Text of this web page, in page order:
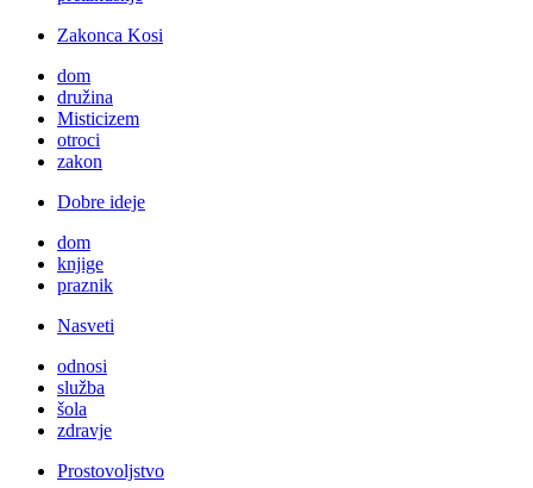
Zakonca Kosi
dom
družina
Misticizem
otroci
zakon
Dobre ideje
dom
knjige
praznik
Nasveti
odnosi
služba
šola
zdravje
Prostovoljstvo